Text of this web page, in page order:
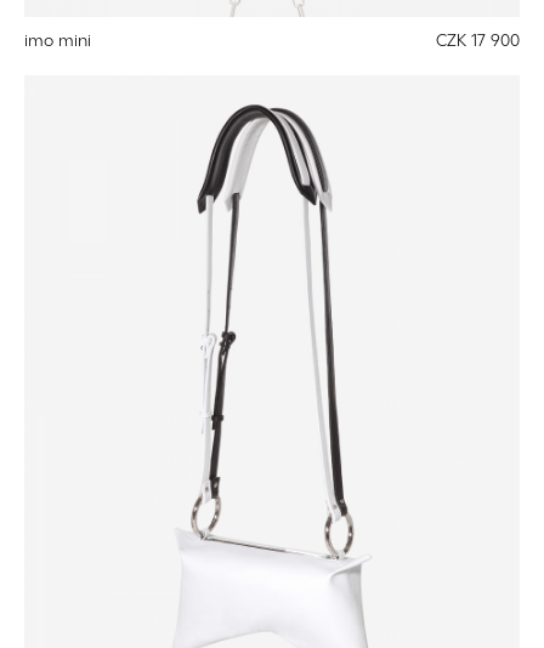
imo mini CZK 17 900